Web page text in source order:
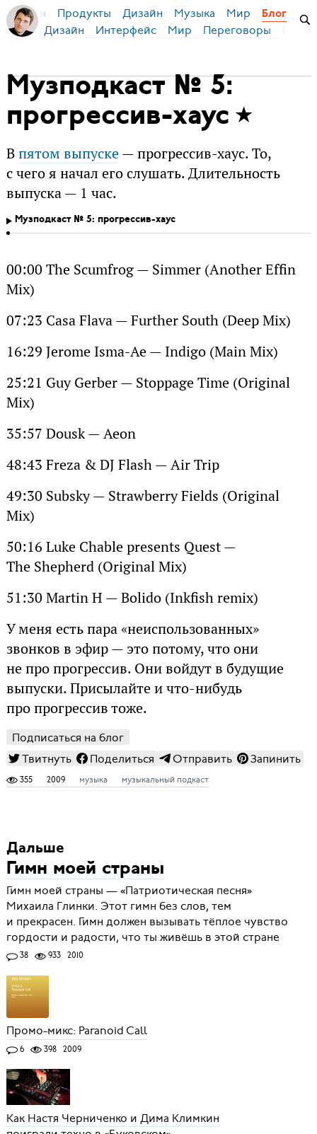
Бирман Продукты Дизайн Музыка Мир Блог
Дизайн Интерфейс Мир Переговоры
Музподкаст № 5:
прогрессив-хаус
Впятом выпуске— прогрессив-хаус. То,
с чего я начал его слушать. Длительность
выпуска — 1 час.
Музподкаст № 5: прогрессив-хаус
00:00 The Scumfrog — Simmer (Another Effin
Mix)
07:23 Casa Flava — Further South (Deep Mix)
16:29 Jerome Isma-Ae — Indigo (Main Mix)
25:21 Guy Gerber — Stoppage Time (Original
Mix)
35:57 Dousk — Aeon
48:43 Freza & DJ Flash — Air Trip
49:30 Subsky — Strawberry Fields (Original
Mix)
50:16 Luke Chable presents Quest —
The Shepherd (Original Mix)
51:30 Martin H — Bolido (Inkfish remix)
У меня есть пара «неиспользованных»
звонков в эфир — это потому, что они
не про прогрессив. Они войдут в будущие
выпуски. Присылайте и что-нибудь
про прогрессив тоже.
Подписаться на блог
Твитнуть
Поделиться Отправить Запинить
355 2009 музыка музыкальный подкаст
Дальше
Гимн моей страны
Гимн моей страны — «Патриотическая песня»
Михаила Глинки. Этот гимн без слов, тем
и прекрасен. Гимн должен вызывать тёплое чувство
гордости и радости, что ты живёшь в этой стране
38 933 2010
Промо-микс: Paranoid Call
6 398 2009
Как Настя Черниченко и Дима Климкин